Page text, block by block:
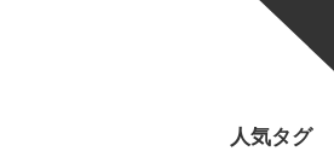
人気タグ